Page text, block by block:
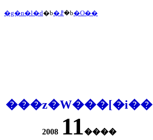
�g�n�l�d�b�ꗗ�b�O��
���z�W���[�i��
2008 11����